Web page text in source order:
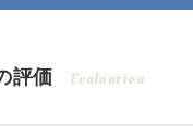
評価 Evaluation